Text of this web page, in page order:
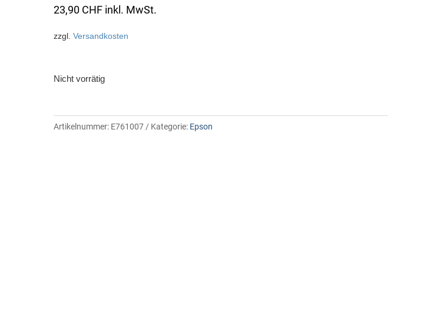
23,90 CHF inkl. MwSt.
zzgl. Versandkosten
Nicht vorrätig
Artikelnummer: E761007 Kategorie: Epson